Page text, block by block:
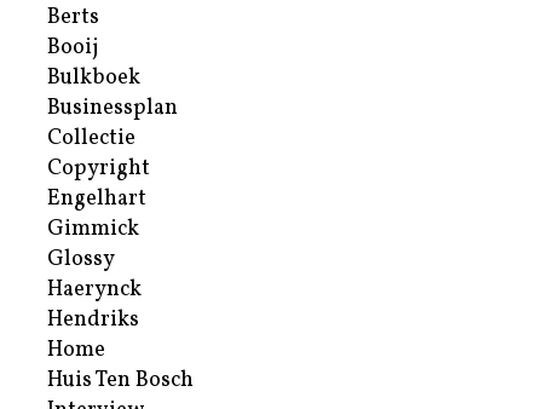
Berts
Booij
Bulkboek
Businessplan
Collectie
Copyright
Engelhart
Gimmick
Glossy
Haerynck
Hendriks
Home
Huis Ten Bosch